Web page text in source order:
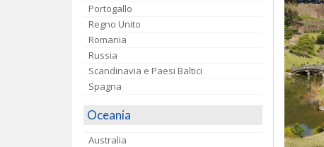
Portogallo
Regno Unito
Romania
Russia
Scandinavia e Paesi Baltici
Spagna
Oceania
Australia